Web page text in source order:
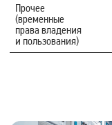
Прочее
(временные
права владения
и пользования)